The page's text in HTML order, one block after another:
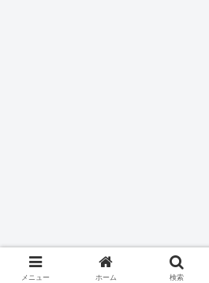
メニュー ホーム 検索